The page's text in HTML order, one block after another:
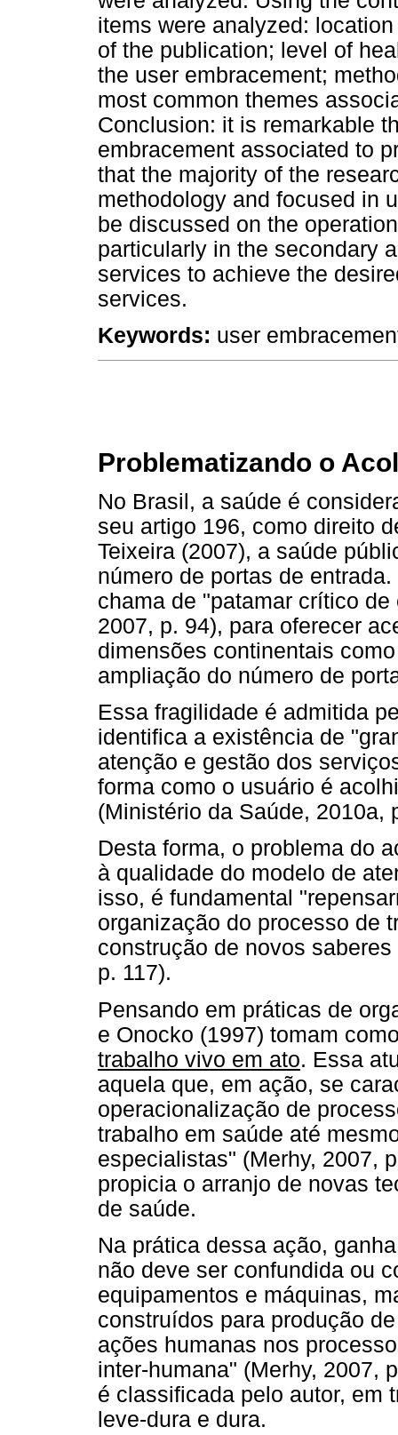
items were analyzed:
of the publication; level of
the user embracement;
most common themes
Conclusion: it is remarkable
embracement associated to
that the majority of the
methodology and focused in
be discussed on the
particularly in the secondary
services to achieve the
services.
Keywords: user
Problematizando o
No Brasil, a saúde é
seu artigo 196, como direito
Teixeira (2007), a saúde
número de portas de
chama de "patamar crítico
2007, p. 94), para oferecer
dimensões continentais
ampliação do número de
Essa fragilidade é admitida
identifica a existência de
atenção e gestão dos
forma como o usuário é
(Ministério da Saúde, 2010a,
Desta forma, o problema do
à qualidade do modelo de
isso, é fundamental
organização do processo de
construção de novos
p. 117).
Pensando em práticas de
e Onocko (1997) tomam
trabalho vivo em ato. Essa
aquela que, em ação, se
operacionalização de
trabalho em saúde até
especialistas" (Merhy, 2007,
propicia o arranjo de novas
de saúde.
Na prática dessa ação,
não deve ser confundida ou
equipamentos e máquinas,
construídos para produção
ações humanas nos
inter-humana" (Merhy, 2007,
é classificada pelo autor, em
leve-dura e dura.